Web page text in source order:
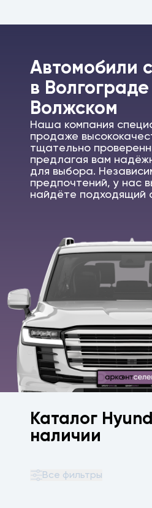
Автомобили
в Волгограде
Волжском
Наша компания
продаже
тщательно
предлагая вам
для выбора.
предпочтений, у нас
найдёте подходящий
Каталог
наличии
Все фильтры